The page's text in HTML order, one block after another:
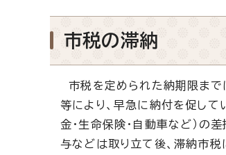
市税の滞納
市税を定められた納期限まで
等により、早急に納付を促して
金・生命保険・自動車など）の
与などは取り立て後、滞納市税